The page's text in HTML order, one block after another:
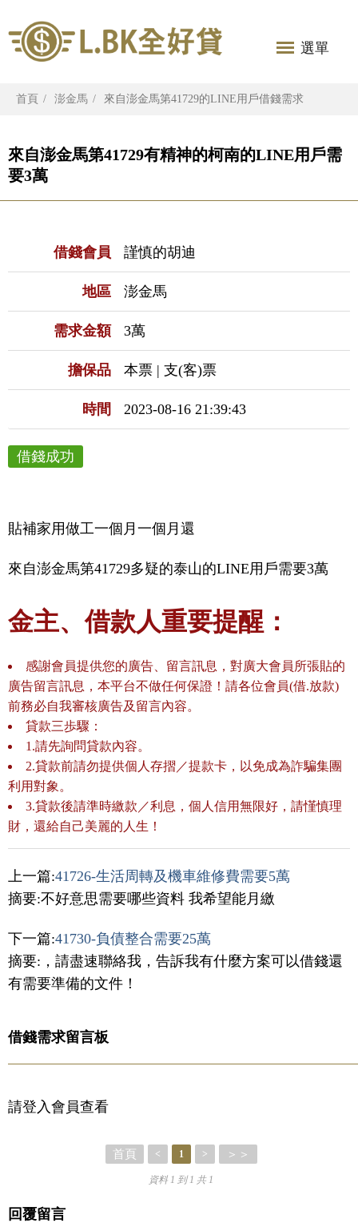
選單
首頁 澎金馬 來自澎金馬第41729的LINE用戶借錢需求
來自澎金馬第41729有精神的柯南的LINE用戶需
要3萬
借錢會員 謹慎的胡迪
地區 澎金馬
需求金額 3萬
擔保品 本票 | 支(客)票
時間 2023-08-16 21:39:43
借錢成功
貼補家用做工一個月一個月還
來自澎金馬第41729多疑的泰山的LINE用戶需要3萬
金主、借款人重要提醒：
感謝會員提供您的廣告、留言訊息，對廣大會員所張貼的
廣告留言訊息，本平台不做任何保證！請各位會員(借.放款)
前務必自我審核廣告及留言內容。
貸款三歩驟：
1.請先詢問貸款內容。
2.貸款前請勿提供個人存摺／提款卡，以免成為詐騙集團
利用對象。
3.貸款後請準時繳款／利息，個人信用無限好，請慬慎理
財，還給自己美麗的人生！
上一篇:41726-生活周轉及機車維修費需要5萬
摘要:不好意思需要哪些資料 我希望能月繳
下一篇:41730-負債整合需要25萬
摘要:，請盡速聯絡我，告訴我有什麼方案可以借錢還
有需要準備的文件！
借錢需求留言板
請登入會員查看
首頁 < 1 > ＞＞
資料 1 到 1 共 1
回覆留言